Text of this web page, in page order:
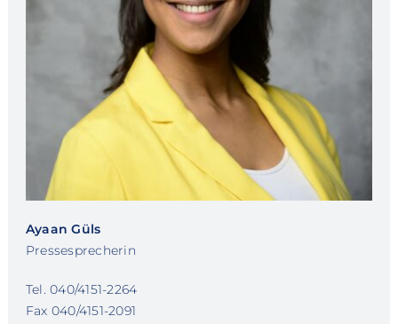
Ayaan Güls
Pressesprecherin
Tel. 040/4151-2264
Fax 040/4151-2091